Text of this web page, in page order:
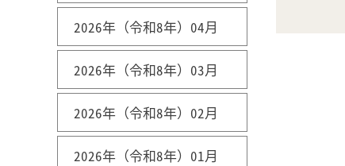
2026年（令和8年）04月
2026年（令和8年）03月
2026年（令和8年）02月
2026年（令和8年）01月